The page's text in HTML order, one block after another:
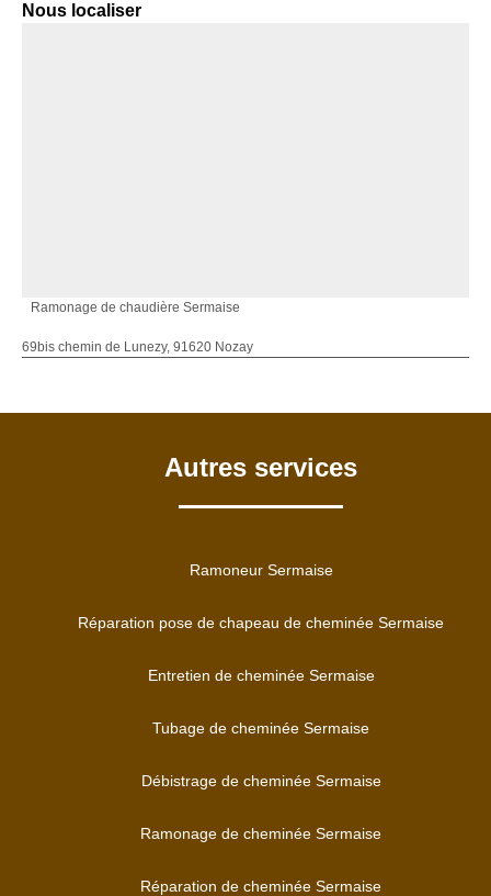
Nous localiser
Ramonage de chaudière Sermaise
69bis chemin de Lunezy, 91620 Nozay
Autres services
Ramoneur Sermaise
Réparation pose de chapeau de cheminée Sermaise
Entretien de cheminée Sermaise
Tubage de cheminée Sermaise
Débistrage de cheminée Sermaise
Ramonage de cheminée Sermaise
Réparation de cheminée Sermaise